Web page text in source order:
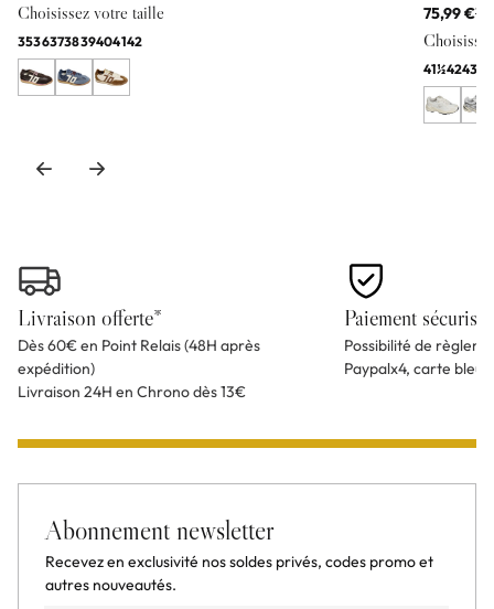
Choisissez votre taille
3536373839404142
75,99 €
41½4243
Livraison offerte*
Dès 60€ en Point Relais (48H après
expédition)
Livraison 24H en Chrono dès 13€
Paiement sécurisé
Possibilité de
Paypalx4, carte
Abonnement newsletter
Recevez en exclusivité nos soldes privés, codes promo et
autres nouveautés.